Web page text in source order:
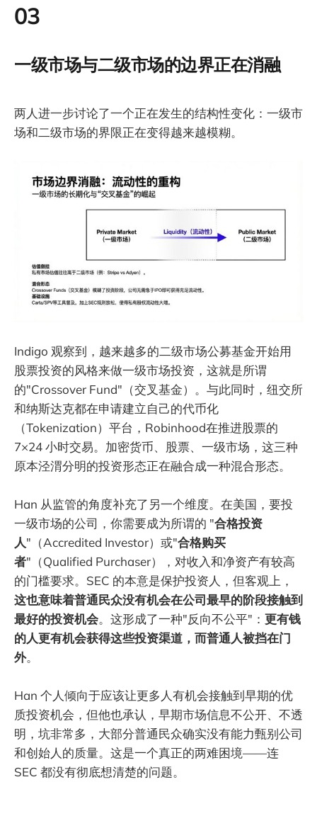
03
一级市场与二级市场的边界正在消融
两人进一步讨论了一个正在发生的结构性变化：一级市
场和二级市场的界限正在变得越来越模糊。
Indigo 观察到，越来越多的二级市场公募基金开始用
股票投资的风格来做一级市场投资，这就是所谓
的"Crossover Fund"（交叉基金）。与此同时，纽交所
和纳斯达克都在申请建立自己的代币化
（Tokenization）平台，Robinhood在推进股票的
7×24 小时交易。加密货币、股票、一级市场，这三种
原本泾渭分明的投资形态正在融合成一种混合形态。
Han 从监管的角度补充了另一个维度。在美国，要投
一级市场的公司，你需要成为所谓的 "合格投资
人"（Accredited Investor）或"合格购买
者"（Qualified Purchaser），对收入和净资产有较高
的门槛要求。SEC 的本意是保护投资人，但客观上，
这也意味着普通民众没有机会在公司最早的阶段接触到
最好的投资机会。这形成了一种"反向不公平"： 更有钱
的人更有机会获得这些投资渠道，而普通人被挡在门
外。
Han 个人倾向于应该让更多人有机会接触到早期的优
质投资机会，但他也承认，早期市场信息不公开、不透
明，坑非常多，大部分普通民众确实没有能力甄别公司
和创始人的质量。这是一个真正的两难困境——连
SEC 都没有彻底想清楚的问题。